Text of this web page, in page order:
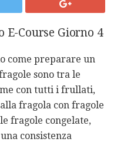
E-Course Giorno 4
come preparare un
sono tra le
con tutti i frullati,
fragola con fragole
fragole congelate,
consistenza